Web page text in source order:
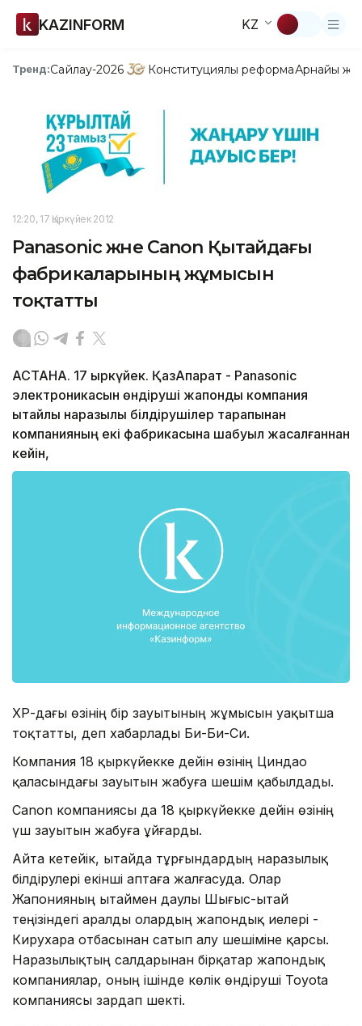
KAZINFORM KZ
Тренд:Сайлау-2026 Конституциялық реформаАрнайы
12:20, 17 Қыркүйек 2012
Panasonic және Canon Қытайдағы
фабрикаларының жұмысын
тоқтатты
АСТАНА. 17 қыркүйек. ҚазАқпарат - Panasonic
электроникасын өндіруші жапондық компания
қытайлық наразылық білдірушілер тарапынан
компанияның екі фабрикасына шабуыл жасалғаннан
кейін,
ҚХР-дағы өзінің бір зауытының жұмысын уақытша
тоқтатты, деп хабарлады Би-Би-Си.
Компания 18 қыркүйекке дейін өзінің Циндао
қаласындағы зауытын жабуға шешім қабылдады.
Сanon компаниясы да 18 қыркүйекке дейін өзінің
үш зауытын жабуға ұйғарды.
Айта кетейік, Қытайда тұрғындардың наразылық
білдірулері екінші аптаға жалғасуда. Олар
Жапонияның Қытаймен даулы Шығыс-Қытай
теңізіндегі аралды олардың жапондық иелері -
Кирухара отбасынан сатып алу шешіміне қарсы.
Наразылықтың салдарынан бірқатар жапондық
компаниялар, оның ішінде көлік өндіруші Toyota
компаниясы зардап шекті.